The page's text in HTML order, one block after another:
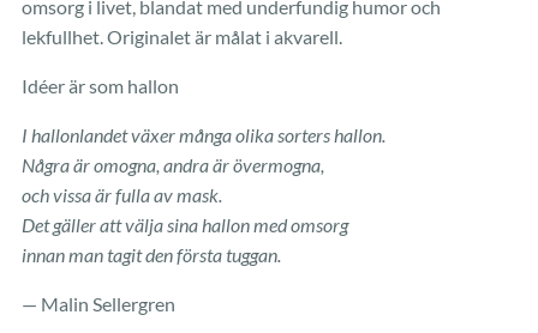
omsorg i livet, blandat med underfundig humor och
lekfullhet. Originalet är målat i akvarell.
Idéer är som hallon
I hallonlandet växer många olika sorters hallon.
Några är omogna, andra är övermogna,
och vissa är fulla av mask.
Det gäller att välja sina hallon med omsorg
innan man tagit den första tuggan.
— Malin Sellergren